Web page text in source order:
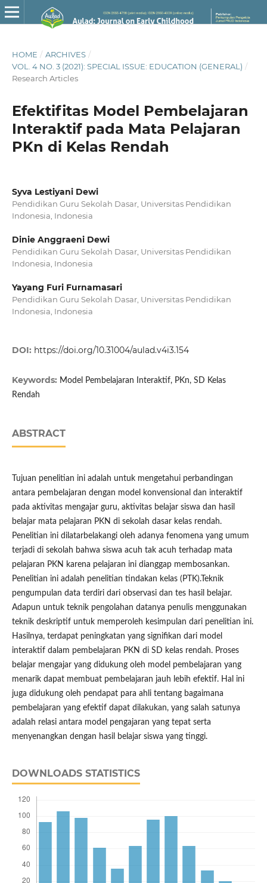
HOME / ARCHIVES /
VOL. 4 NO. 3 (2021): SPECIAL ISSUE: EDUCATION (GENERAL) /
Research Articles
Efektifitas Model Pembelajaran
Interaktif pada Mata Pelajaran
PKn di Kelas Rendah
Syva Lestiyani Dewi
Pendidikan Guru Sekolah Dasar, Universitas Pendidikan
Indonesia, Indonesia
Dinie Anggraeni Dewi
Pendidikan Guru Sekolah Dasar, Universitas Pendidikan
Indonesia, Indonesia
Yayang Furi Furnamasari
Pendidikan Guru Sekolah Dasar, Universitas Pendidikan
Indonesia, Indonesia
DOI: https://doi.org/10.31004/aulad.v4i3.154
Keywords: Model Pembelajaran Interaktif, PKn, SD Kelas
Rendah
ABSTRACT
Tujuan penelitian ini adalah untuk mengetahui perbandingan
antara pembelajaran dengan model konvensional dan interaktif
pada aktivitas mengajar guru, aktivitas belajar siswa dan hasil
belajar mata pelajaran PKN di sekolah dasar kelas rendah.
Penelitian ini dilatarbelakangi oleh adanya fenomena yang umum
terjadi di sekolah bahwa siswa acuh tak acuh terhadap mata
pelajaran PKN karena pelajaran ini dianggap membosankan.
Penelitian ini adalah penelitian tindakan kelas (PTK).Teknik
pengumpulan data terdiri dari observasi dan tes hasil belajar.
Adapun untuk teknik pengolahan datanya penulis menggunakan
teknik deskriptif untuk memperoleh kesimpulan dari penelitian ini.
Hasilnya, terdapat peningkatan yang signifikan dari model
interaktif dalam pembelajaran PKN di SD kelas rendah. Proses
belajar mengajar yang didukung oleh model pembelajaran yang
menarik dapat membuat pembelajaran jauh lebih efektif. Hal ini
juga didukung oleh pendapat para ahli tentang bagaimana
pembelajaran yang efektif dapat dilakukan, yang salah satunya
adalah relasi antara model pengajaran yang tepat serta
menyenangkan dengan hasil belajar siswa yang tinggi.
DOWNLOADS STATISTICS